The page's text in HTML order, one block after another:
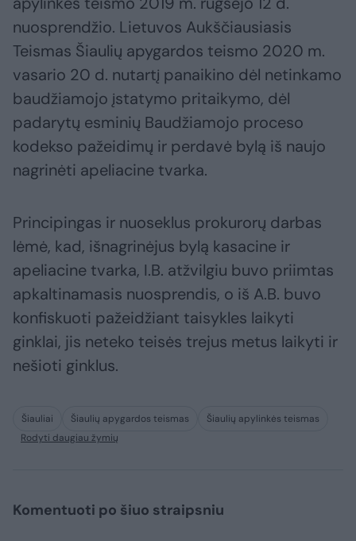
nuosprendžio. Lietuvos Aukščiausiasis
Teismas Šiaulių apygardos teismo 2020 m.
vasario 20 d. nutartį panaikino dėl netinkamo
baudžiamojo įstatymo pritaikymo, dėl
padarytų esminių Baudžiamojo proceso
kodekso pažeidimų ir perdavė bylą iš naujo
nagrinėti apeliacine tvarka.
Principingas ir nuoseklus prokurorų darbas
lėmė, kad, išnagrinėjus bylą kasacine ir
apeliacine tvarka, I.B. atžvilgiu buvo priimtas
apkaltinamasis nuosprendis, o iš A.B. buvo
konfiskuoti pažeidžiant taisykles laikyti
ginklai, jis neteko teisės trejus metus laikyti ir
nešioti ginklus.
Šiauliai Šiaulių apygardos teismas
Šiaulių apylinkės teismas
Rodyti daugiau žymių
Komentuoti po šiuo straipsniu